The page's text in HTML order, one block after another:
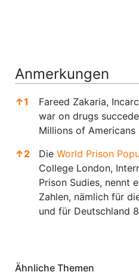
Anmerkungen
↑1
Fareed Zakaria,
war on drugs
Millions of Americans
↑2 Die World Prison
College London,
Prison Sudies, nennt
Zahlen, nämlich für
und für Deutschland
Ähnliche Themen